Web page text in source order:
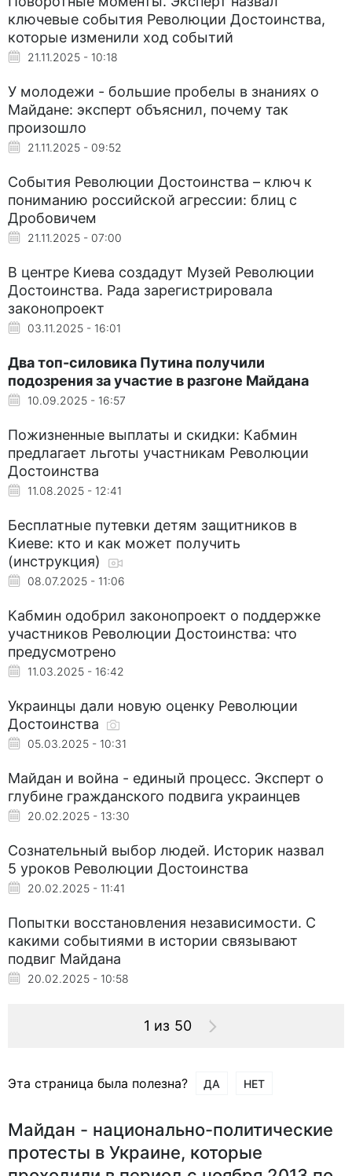
ключевые события Революции Достоинства,
которые изменили ход событий
21.11.2025 - 10:18
У молодежи - большие пробелы в знаниях о
Майдане: эксперт объяснил, почему так
произошло
21.11.2025 - 09:52
События Революции Достоинства – ключ к
пониманию российской агрессии: блиц с
Дробовичем
21.11.2025 - 07:00
В центре Киева создадут Музей Революции
Достоинства. Рада зарегистрировала
законопроект
03.11.2025 - 16:01
Два топ-силовика Путина получили
подозрения за участие в разгоне Майдана
10.09.2025 - 16:57
Пожизненные выплаты и скидки: Кабмин
предлагает льготы участникам Революции
Достоинства
11.08.2025 - 12:41
Бесплатные путевки детям защитников в
Киеве: кто и как может получить
(инструкция)
08.07.2025 - 11:06
Кабмин одобрил законопроект о поддержке
участников Революции Достоинства: что
предусмотрено
11.03.2025 - 16:42
Украинцы дали новую оценку Революции
Достоинства
05.03.2025 - 10:31
Майдан и война - единый процесс. Эксперт о
глубине гражданского подвига украинцев
20.02.2025 - 13:30
Сознательный выбор людей. Историк назвал
5 уроков Революции Достоинства
20.02.2025 - 11:41
Попытки восстановления независимости. С
какими событиями в истории связывают
подвиг Майдана
20.02.2025 - 10:58
1 из 50
Эта страница была полезна? ДА НЕТ
Майдан - национально-политические
протесты в Украине, которые